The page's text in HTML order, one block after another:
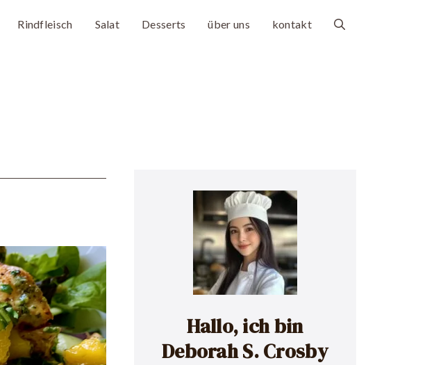
Rindfleisch Salat Desserts über uns kontakt
Hallo, ich bin
Deborah S. Crosby